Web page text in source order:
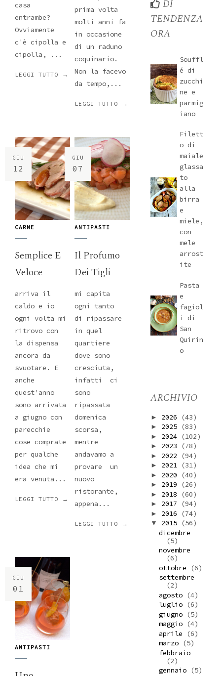
casa
entrambe?
Ovviamente
c'è cipolla e
cipolla, ...
LEGGI TUTTO →
prima volta
molti anni fa
in occasione
di un raduno
coquinario.
Non la facevo
da tempo,...
LEGGI TUTTO →
GIU
12
CARNE
Semplice E
Veloce
arriva il
caldo e io
ogni volta mi
ritrovo con
la dispensa
ancora da
svuotare. E
anche
quest'anno
sono arrivata
a giugno con
parecchie
cose comprate
per qualche
idea che mi
era venuta...
LEGGI TUTTO →
GIU
07
ANTIPASTI
Il Profumo
Dei Tigli
mi capita
ogni tanto
di ripassare
in quel
quartiere
dove sono
cresciuta,
infatti ci
sono
ripassata
domenica
scorsa,
mentre
andavamo a
provare un
nuovo
ristorante,
appena...
LEGGI TUTTO →
GIU
01
ANTIPASTI
DI
TENDENZA
ORA
Souffl
é di
zucchi
ne e
parmig
iano
Filett
o di
maiale
glassa
to
alla
birra
e
miele,
con
mele
arrost
ite
Pasta
e
fagiol
i di
San
Quirin
o
ARCHIVIO
► 2026 (43)
► 2025 (83)
► 2024 (102)
► 2023 (78)
► 2022 (94)
► 2021 (31)
► 2020 (40)
► 2019 (26)
► 2018 (60)
► 2017 (94)
► 2016 (74)
▼ 2015 (56)
dicembre
(5)
novembre
(6)
ottobre (6)
settembre
(2)
agosto (4)
luglio (6)
giugno (5)
maggio (4)
aprile (6)
marzo (5)
febbraio
(2)
gennaio (5)